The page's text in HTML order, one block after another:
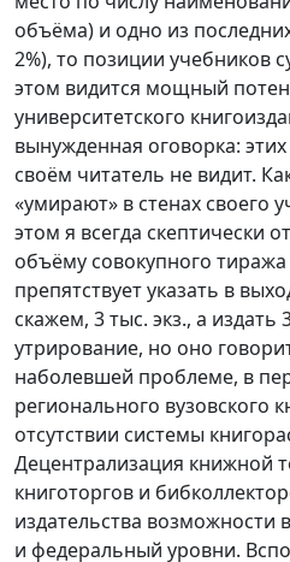
объёма) и одно из
2%), то позиции учебников
этом видится мощный
университетского
вынужденная оговорка:
своём читатель не видит.
«умирают» в стенах своего
этом я всегда скептически
объёму совокупного
препятствует указать в
скажем, 3 тыс. экз., а издать
утрирование, но оно
наболевшей проблеме, в
регионального вузовского
отсутствии системы
Децентрализация книжной
книготоргов и
издательства возможности
и федеральный уровни.